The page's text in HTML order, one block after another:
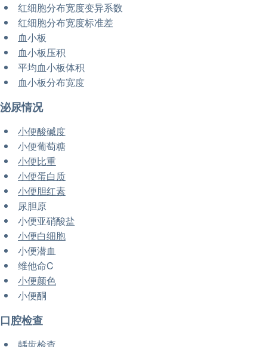
红细胞分布宽度变异系数
红细胞分布宽度标准差
血小板
血小板压积
平均血小板体积
血小板分布宽度
泌尿情况
小便酸碱度
小便葡萄糖
小便比重
小便蛋白质
小便胆红素
尿胆原
小便亚硝酸盐
小便白细胞
小便潜血
维他命C
小便颜色
小便酮
口腔检查